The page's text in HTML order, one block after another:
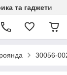
та гаджети
30056-